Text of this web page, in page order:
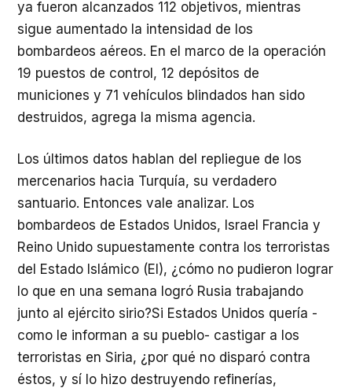
ya fueron alcanzados 112 objetivos, mientras
sigue aumentado la intensidad de los
bombardeos aéreos. En el marco de la operación
19 puestos de control, 12 depósitos de
municiones y 71 vehículos blindados han sido
destruidos, agrega la misma agencia.
Los últimos datos hablan del repliegue de los
mercenarios hacia Turquía, su verdadero
santuario. Entonces vale analizar. Los
bombardeos de Estados Unidos, Israel Francia y
Reino Unido supuestamente contra los terroristas
del Estado Islámico (EI), ¿cómo no pudieron lograr
lo que en una semana logró Rusia trabajando
junto al ejército sirio?Si Estados Unidos quería -
como le informan a su pueblo- castigar a los
terroristas en Siria, ¿por qué no disparó contra
éstos, y sí lo hizo destruyendo refinerías,